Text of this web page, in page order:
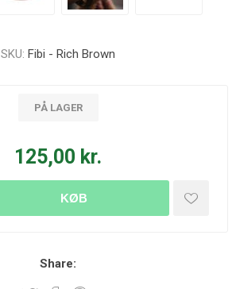
SKU: Fibi - Rich Brown
PÅ LAGER
125,00 kr.
KØB
Share: